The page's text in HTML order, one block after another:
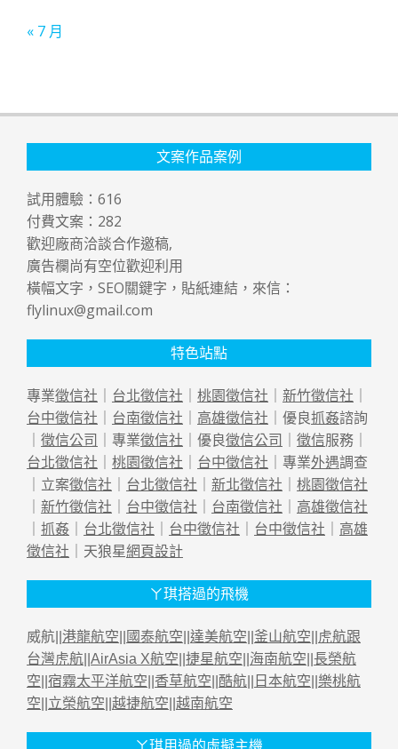
« 7 月
文案作品案例
試用體驗： 616
付費文案： 282
歡迎廠商洽談合作邀稿,
廣告欄尚有空位歡迎利用
橫幅文字，SEO關鍵字，貼紙連結，來信：
flylinux@gmail.com
特色站點
專業徵信社 ｜ 台北徵信社 ｜ 桃園徵信社 ｜ 新竹徵信社 ｜
台中徵信社 ｜ 台南徵信社 ｜ 高雄徵信社 ｜優良抓姦諮詢
｜ 徵信公司 ｜專業徵信社 ｜優良徵信公司 ｜ 徵信服務｜
台北徵信社 ｜ 桃園徵信社 ｜ 台中徵信社 ｜專業外遇調查
｜立案徵信社 ｜ 台北徵信社 ｜ 新北徵信社 ｜ 桃園徵信社
｜ 新竹徵信社 ｜ 台中徵信社 ｜ 台南徵信社 ｜ 高雄徵信社
｜ 抓姦 ｜ 台北徵信社 ｜ 台中徵信社 ｜ 台中徵信社 ｜ 高雄
徵信社 ｜天狼星網頁設計
ㄚ琪搭過的飛機
威航|| 港龍航空 國泰航空 達美航空 釜山航空
虎航跟
台灣虎航 AirAsia X航空 捷星航空 海南航空 長榮航
空 宿霧太平洋航空 香草航空 酷航 日本航空 樂桃航
空 立榮航空 越捷航空 越南航空